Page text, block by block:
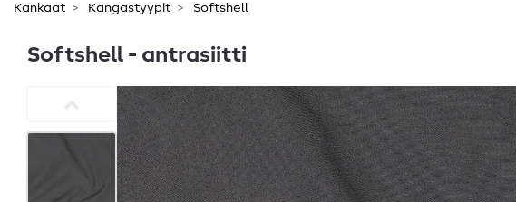
Kankaat Kangastyypit Softshell
Softshell - antrasiitti